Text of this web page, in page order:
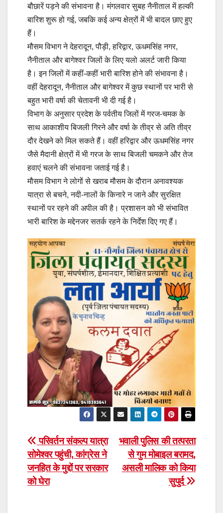
बौछारें पड़ने की संभावना है। मंगलवार सुबह नैनीताल में हल्की
बारिश शुरू हो गई, जबकि कई अन्य क्षेत्रों में भी बादल छाए हुए
हैं।
मौसम विभाग ने देहरादून, पौड़ी, हरिद्वार, ऊधमसिंह नगर,
नैनीताल और बागेश्वर जिलों के लिए यलो अलर्ट जारी किया
है। इन जिलों में कहीं-कहीं भारी बारिश होने की संभावना है।
वहीं देहरादून, नैनीताल और बागेश्वर में कुछ स्थानों पर भारी से
बहुत भारी वर्षा की चेतावनी भी दी गई है।
विभाग के अनुसार प्रदेश के पर्वतीय जिलों में गरज-चमक के
साथ आकाशीय बिजली गिरने और वर्षा के तीव्र से अति तीव्र
दौर देखने को मिल सकते हैं। वहीं हरिद्वार और ऊधमसिंह नगर
जैसे मैदानी क्षेत्रों में भी गरज के साथ बिजली चमकने और तेज
हवाएं चलने की संभावना जताई गई है।
मौसम विभाग ने लोगों से खराब मौसम के दौरान अनावश्यक
यात्रा से बचने, नदी-नालों के किनारे न जाने और सुरक्षित
स्थानों पर रहने की अपील की है। प्रशासन को भी संभावित
भारी बारिश के मद्देनजर सतर्क रहने के निर्देश दिए गए हैं।
Post
navigation
भवाली पुलिस की तत्परता
से गुम मोबाइल बरामद,
असली मालिक को किया
सुपुर्द
परिवर्तन संकल्प यात्रा
सोमेश्वर पहुंची, कांग्रेस ने
जनहित के मुद्दों पर सरकार
को घेरा